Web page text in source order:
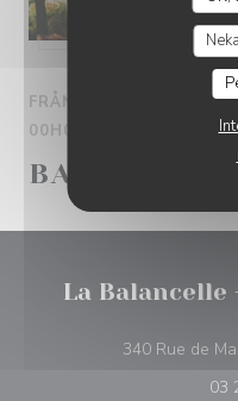
FRÅN 13/05/2026 TILL
00H00
BARBECUE
La
340 Rue de
03